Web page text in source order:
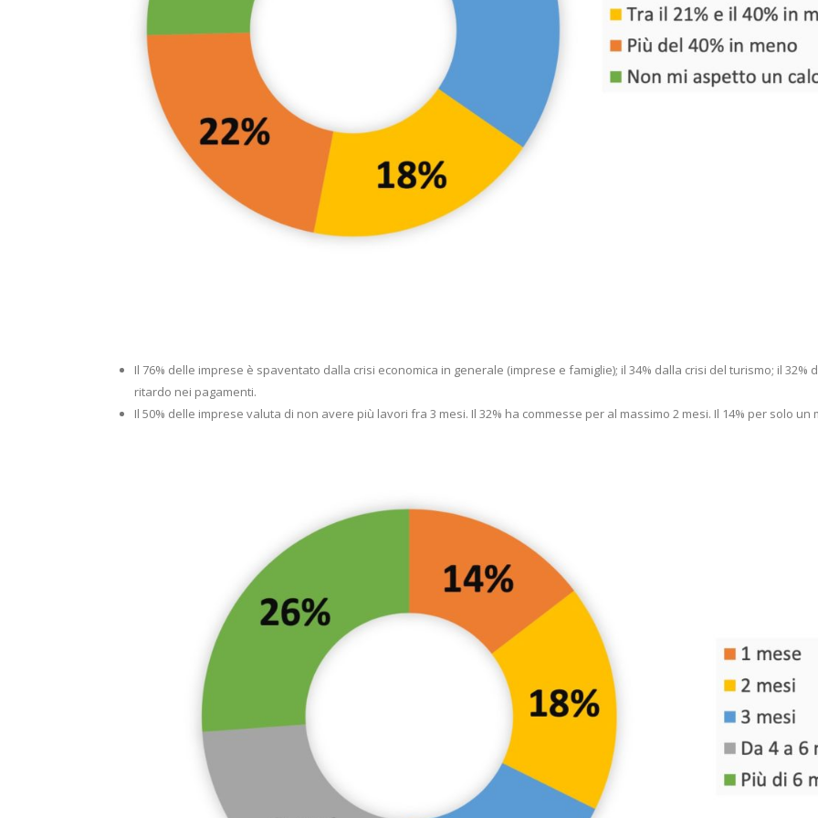
Il 76% delle imprese è spaventato dalla crisi economica in generale (imprese e famiglie); il 34% dalla crisi del turismo; il 32%
ritardo nei pagamenti.
Il 50% delle imprese valuta di non avere più lavori fra 3 mesi. Il 32% ha commesse per al massimo 2 mesi. Il 14% per solo un